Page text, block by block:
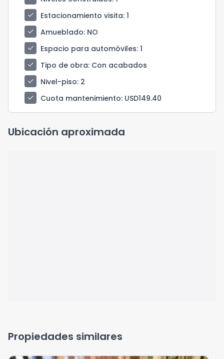
check
Estacionamiento visita: 1
check
Amueblado: NO
check
Espacio para automóviles: 1
check
Tipo de obra: Con acabados
check
Nivel-piso: 2
check
Cuota mantenimiento: USD149.40
Ubicación aproximada
Propiedades similares